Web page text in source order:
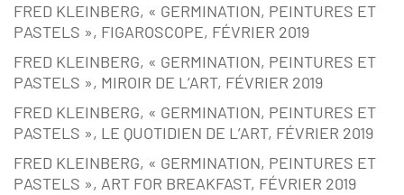
FRED KLEINBERG, « GERMINATION, PEINTURES ET
PASTELS », FIGAROSCOPE, FÉVRIER 2019
FRED KLEINBERG, « GERMINATION, PEINTURES ET
PASTELS », MIROIR DE L’ART, FÉVRIER 2019
FRED KLEINBERG, « GERMINATION, PEINTURES ET
PASTELS », LE QUOTIDIEN DE L’ART, FÉVRIER 2019
FRED KLEINBERG, « GERMINATION, PEINTURES ET
PASTELS », ART FOR BREAKFAST, FÉVRIER 2019